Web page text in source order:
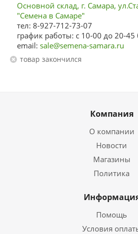
Основной склад, г. Самара,
"Семена в Самаре"
тел: 8-927-712-73-07
график работы: с 10-00 до 20-
email: sale@semena-samara.ru
Товар закончился
Компания
О компании
Новости
Магазины
Политика
Помощь
Условия